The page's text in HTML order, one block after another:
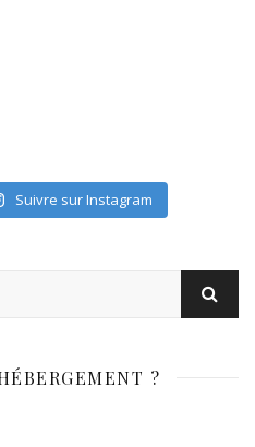
Suivre sur Instagram
?